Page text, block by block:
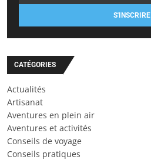
S'INSCRIRE
CATÉGORIES
Actualités
Artisanat
Aventures en plein air
Aventures et activités
Conseils de voyage
Conseils pratiques